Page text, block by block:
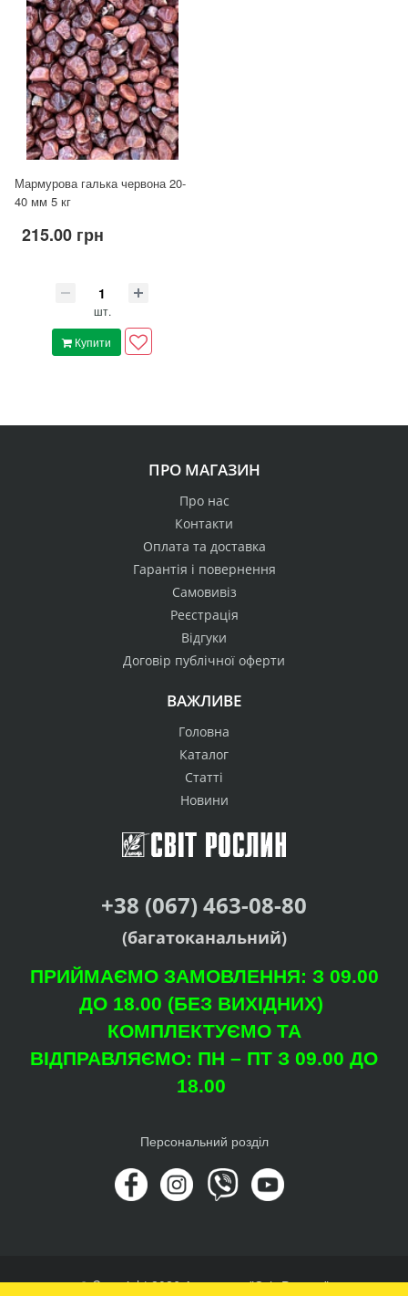
Мармурова галька червона 20-
40 мм 5 кг
215.00 грн
шт.
Купити
ПРО МАГАЗИН
Про нас
Контакти
Оплата та доставка
Гарантія і повернення
Самовивіз
Реєстрація
Відгуки
Договір публічної оферти
ВАЖЛИВЕ
Головна
Каталог
Статті
Новини
+38 (067) 463-08-80
(багатоканальний)
ПРИЙМАЄМО ЗАМОВЛЕННЯ: З 09.00
ДО 18.00 (БЕЗ ВИХІДНИХ)
КОМПЛЕКТУЄМО ТА
ВІДПРАВЛЯЄМО: ПН – ПТ З 09.00 ДО
18.00
Персональний розділ
© Copyright 2026 Агроцентр "Світ Рослин"